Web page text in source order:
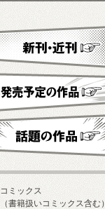
予定
コミックス
（書籍扱いコミックス含む）